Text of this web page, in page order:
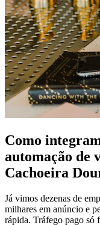
Como
automação de
Cachoeira
Já vimos dezenas de
milhares em anúncio e
rápida. Tráfego pago só